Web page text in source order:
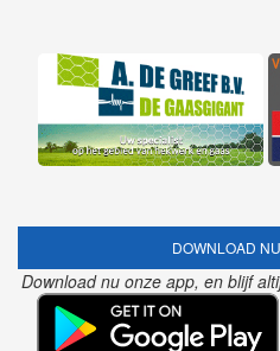
DOWNLOAD
Download nu onze app, en blijf